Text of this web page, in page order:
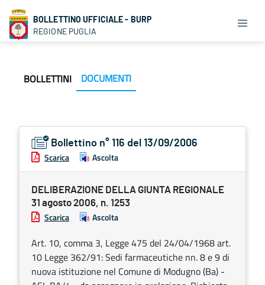
BOLLETTINO UFFICIALE - BURP
REGIONE PUGLIA
BOLLETTINI DOCUMENTI
Bollettino n° 116 del 13/09/2006
Scarica Ascolta
DELIBERAZIONE DELLA GIUNTA REGIONALE
31 agosto 2006, n. 1253
Scarica Ascolta
Art. 10, comma 3, Legge 475 del 24/04/1968 art.
10 Legge 362/91: Sedi farmaceutiche nn. 8 e 9 di
nuova istituzione nel Comune di Modugno (Ba) -